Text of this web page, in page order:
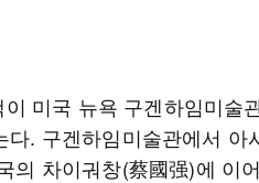
이 미국 뉴욕 구겐하임미술
다. 구겐하임미술관에서 아
의 차이궈창(蔡國强)에 이